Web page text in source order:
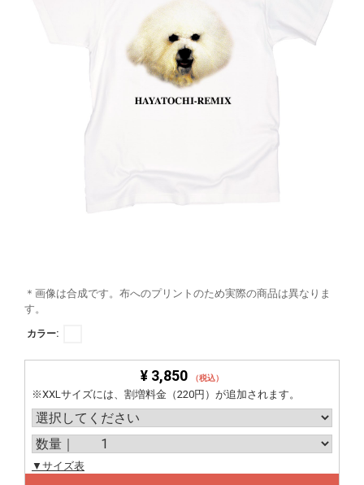
＊画像は合成です。布へのプリントのため実際の商品は異なりま
す。
カラー:
¥ 3,850 （税込）
※XXLサイズには、割増料金（220円）が追加されます。
▼サイズ表